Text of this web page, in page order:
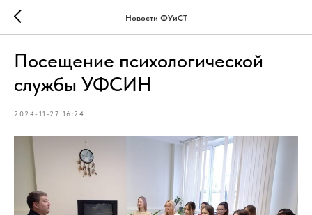
Новости ФУиСТ
Посещение психологической
службы УФСИН
2024-11-27 16:24